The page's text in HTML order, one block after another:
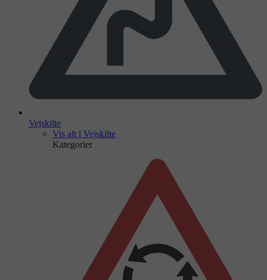
Vejskilte
Vis alt i Vejskilte
Kategorier